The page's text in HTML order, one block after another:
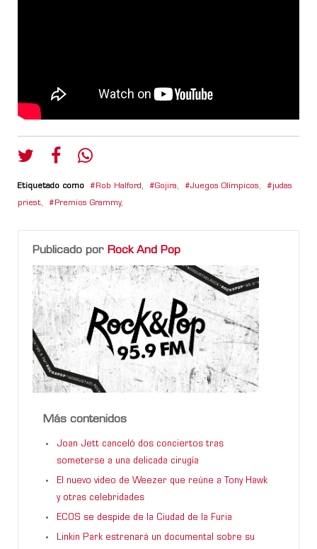
Etiquetado como Rob Halford , Gojira, Juegos Olímpicos, judas
priest, Premios Grammy,
Publicado por Rock And Pop
Más contenidos
Joan Jett canceló dos conciertos tras
someterse a una delicada cirugía
El nuevo video de Weezer que reúne a Tony Hawk
y otras celebridades
ECOS se despide de la Ciudad de la Furia
Linkin Park estrenará un documental sobre su